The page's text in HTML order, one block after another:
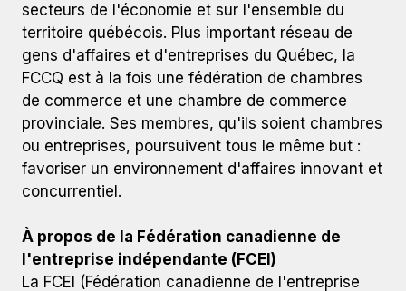
secteurs de l'économie et sur l'ensemble du
territoire québécois. Plus important réseau de
gens d'affaires et d'entreprises du Québec, la
FCCQ est à la fois une fédération de chambres
de commerce et une chambre de commerce
provinciale. Ses membres, qu'ils soient chambres
ou entreprises, poursuivent tous le même but :
favoriser un environnement d'affaires innovant et
concurrentiel.
À propos de la Fédération canadienne de
l'entreprise indépendante (FCEI)
La FCEI (Fédération canadienne de l'entreprise